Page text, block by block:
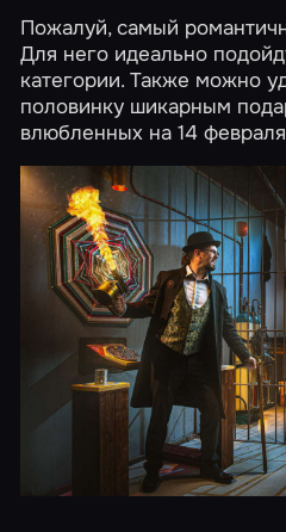
Пожалуй, самый
Для него идеально
категории. Также можно
половинку шикарным
влюбленных на 14 февраля